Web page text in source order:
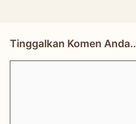
Tinggalkan Komen Anda..